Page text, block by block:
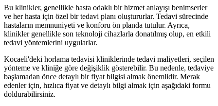
Bu klinikler, genellikle hasta odaklı bir hizmet anlayışı benimserler
ve her hasta için özel bir tedavi planı oluştururlar. Tedavi sürecinde
hastaların memnuniyeti ve konforu ön planda tutulur. Ayrıca,
klinikler genellikle son teknoloji cihazlarla donatılmış olup, en etkili
tedavi yöntemlerini uygularlar.
Kocaeli'deki horlama tedavisi kliniklerinde tedavi maliyetleri, seçilen
yönteme ve kliniğe göre değişiklik gösterebilir. Bu nedenle, tedaviye
başlamadan önce detaylı bir fiyat bilgisi almak önemlidir. Merak
edenler için, hızlıca fiyat ve detaylı bilgi almak için aşağıdaki formu
doldurabilirsiniz.